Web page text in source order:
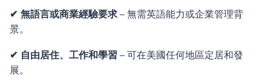
✔ 無語言或商業經驗要求 – 無需英語能力或企業管理背
景。
✔ 自由居住、工作和學習 – 可在美國任何地區定居和發
展。